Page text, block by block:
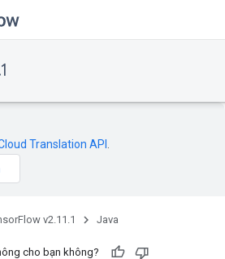
Translation API
v2.11.1 Java
cho bạn không?